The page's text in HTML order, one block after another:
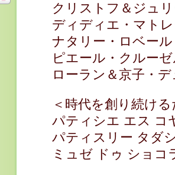
クリストフ＆ジュ
ディディエ・マト
ナタリー・ロベール
ピエール・クルー
ローラン＆京子・
＜時代を創り続け
パティシエ エス
パティスリー タダ
ミュゼ ドゥ ショ